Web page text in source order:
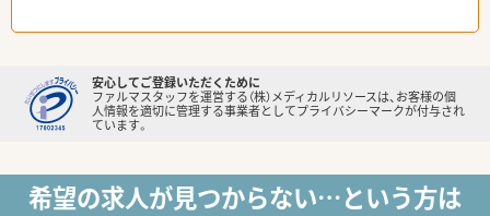
安心してご登録いただくために
ファルマスタッフを運営する（株）メディカルリソースは、お客様の個
人情報を適切に管理する事業者としてプライバシーマークが付与され
ています。
希望の求人が見つからない…という方は